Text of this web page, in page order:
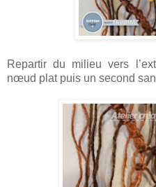
Repartir du milieu vers
nœud plat puis un second